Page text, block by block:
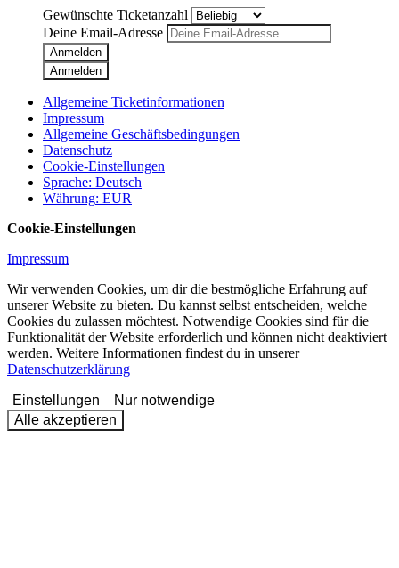
Gewünschte Ticketanzahl
Deine Email-Adresse
Anmelden
Anmelden
Allgemeine Ticketinformationen
Impressum
Allgemeine Geschäftsbedingungen
Datenschutz
Cookie-Einstellungen
Sprache: Deutsch
Währung: EUR
Cookie-Einstellungen
Impressum
Wir verwenden Cookies, um dir die bestmögliche Erfahrung auf
unserer Website zu bieten. Du kannst selbst entscheiden, welche
Cookies du zulassen möchtest. Notwendige Cookies sind für die
Funktionalität der Website erforderlich und können nicht deaktiviert
werden. Weitere Informationen findest du in unserer
Datenschutzerklärung
Einstellungen
Nur notwendige
Alle akzeptieren